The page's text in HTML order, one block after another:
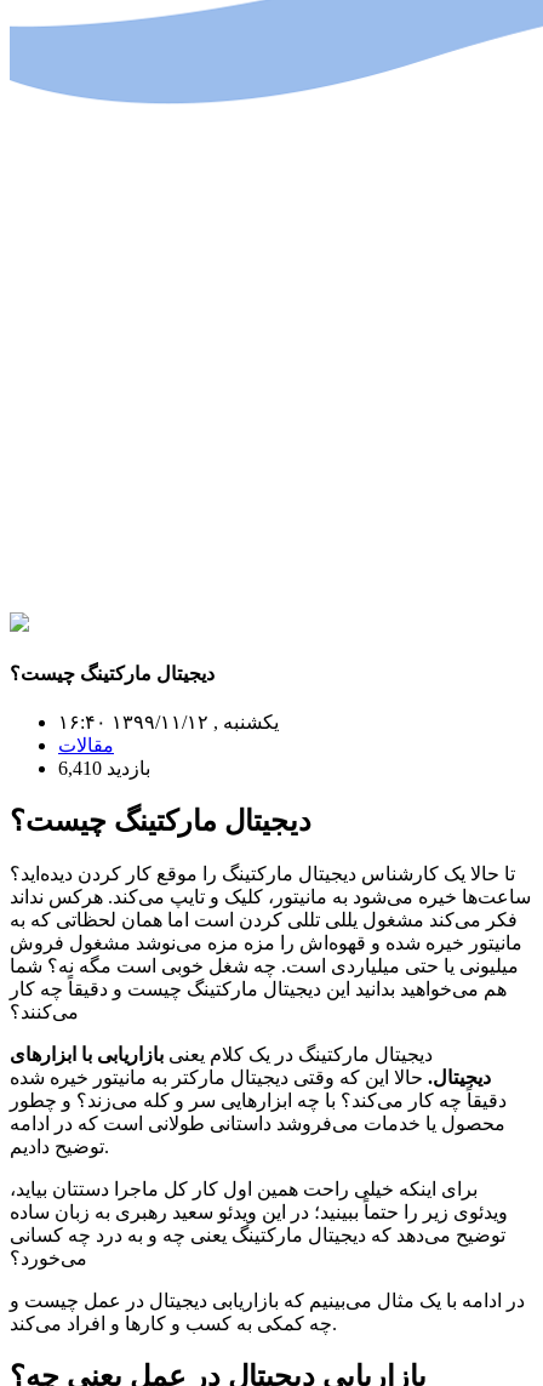
دیجیتال مارکتینگ چیست؟
یکشنبه , ۱۳۹۹/۱۱/۱۲ ۱۶:۴۰
مقالات
6,410 بازدید
دیجیتال مارکتینگ چیست؟
تا حالا یک کارشناس دیجیتال مارکتینگ را موقع کار کردن دیده‌اید؟
ساعت‌ها خیره می‌شود به مانیتور، کلیک و تایپ می‌کند. هرکس نداند
فکر می‌کند مشغول یللی تللی کردن است اما همان لحظاتی که به
مانیتور خیره شده و قهوه‌اش را مزه مزه می‌نوشد مشغول فروش
میلیونی یا حتی میلیاردی است. چه شغل خوبی است مگه نه؟ شما
هم می‌خواهید بدانید این دیجیتال مارکتینگ چیست و دقیقاً چه کار
می‌کنند؟
دیجیتال مارکتینگ در یک کلام یعنی بازاریابی با ابزارهای
دیجیتال. حالا این که وقتی دیجیتال مارکتر به مانیتور خیره شده
دقیقاً چه کار می‌کند؟ با چه ابزارهایی سر و کله می‌زند؟ و چطور
محصول یا خدمات می‌فروشد داستانی طولانی است که در ادامه
توضیح دادیم.
برای اینکه خیلی راحت همین اول کار کل ماجرا دستتان بیاید،
ویدئوی زیر را حتماً ببینید؛ در این ویدئو سعید رهبری به زبان ساده
توضیح می‌دهد که دیجیتال مارکتینگ یعنی چه و به درد چه کسانی
می‌خورد؟
در ادامه با یک مثال می‌بینیم که بازاریابی دیجیتال در عمل چیست و
چه کمکی به کسب و کارها و افراد می‌کند.
بازاریابی دیجیتال در عمل یعنی چه؟